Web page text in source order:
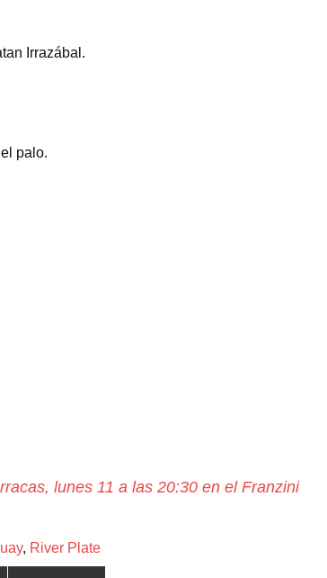
Irrazábal.
palo.
lunes 11 a las 20:30 en el Franzini
, River Plate